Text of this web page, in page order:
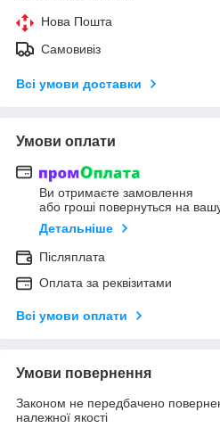
Нова Пошта
Самовивіз
Всі умови доставки
Умови оплати
Ви отримаєте замовлення
або гроші повернуться на
Детальніше
Післяплата
Оплата за реквізитами
Всі умови оплати
Умови повернення
Законом не передбачено
належної якості